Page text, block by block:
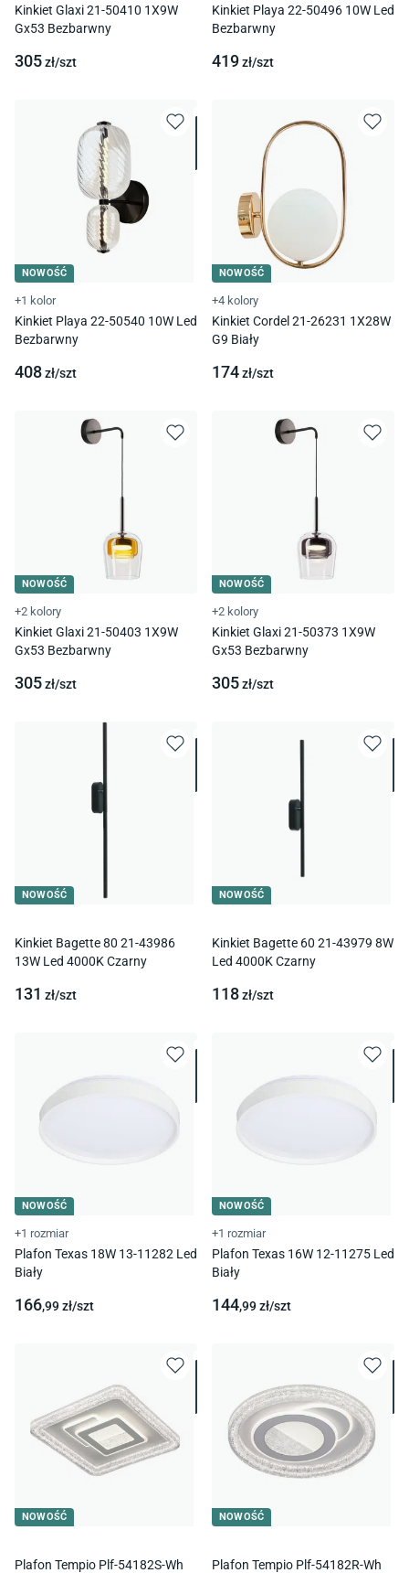
Kinkiet Glaxi 21-50410 1X9W
Gx53 Bezbarwny
305zł/szt
Kinkiet Playa 22-50496 10W Led
Bezbarwny
419zł/szt
NOWOŚĆ
+1 kolor
Kinkiet Playa 22-50540 10W Led
Bezbarwny
408zł/szt
NOWOŚĆ
+4 kolory
Kinkiet Cordel 21-26231 1X28W
G9 Biały
174zł/szt
NOWOŚĆ
+2 kolory
Kinkiet Glaxi 21-50403 1X9W
Gx53 Bezbarwny
305zł/szt
NOWOŚĆ
+2 kolory
Kinkiet Glaxi 21-50373 1X9W
Gx53 Bezbarwny
305zł/szt
NOWOŚĆ
Kinkiet Bagette 80 21-43986
13W Led 4000K Czarny
131 zł/szt
NOWOŚĆ
Kinkiet Bagette 60 21-43979 8W
Led 4000K Czarny
118zł/szt
NOWOŚĆ
+1 rozmiar
Plafon Texas 18W 13-11282 Led
Biały
166,99zł/szt
NOWOŚĆ
+1 rozmiar
Plafon Texas 16W 12-11275 Led
Biały
144,99zł/szt
NOWOŚĆ
Plafon Tempio Plf-54182S-Wh
NOWOŚĆ
Plafon Tempio Plf-54182R-Wh